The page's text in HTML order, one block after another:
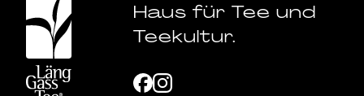
Haus für Tee und
Teekultur.